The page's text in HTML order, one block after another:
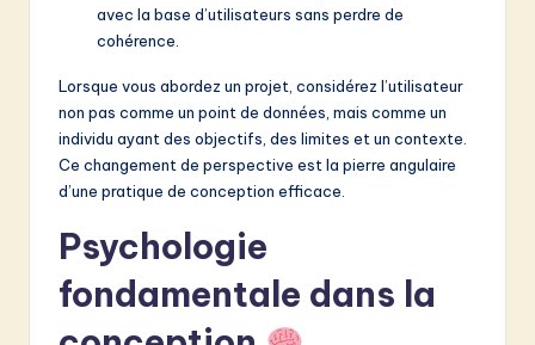
avec la base d’utilisateurs sans perdre de
cohérence.
Lorsque vous abordez un projet, considérez l’utilisateur
non pas comme un point de données, mais comme un
individu ayant des objectifs, des limites et un contexte.
Ce changement de perspective est la pierre angulaire
d’une pratique de conception efficace.
Psychologie
fondamentale dans la